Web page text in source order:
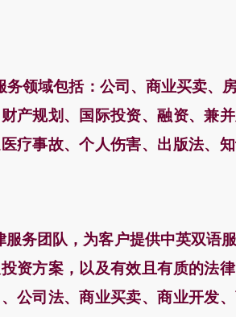
务领域包括：公司、商业买卖、
产规划、国际投资、融资、兼
疗事故、个人伤害、出版法、
服务团队，为客户提供中英双语
资方案，以及有效且有质的法
公司法、商业买卖、商业开发